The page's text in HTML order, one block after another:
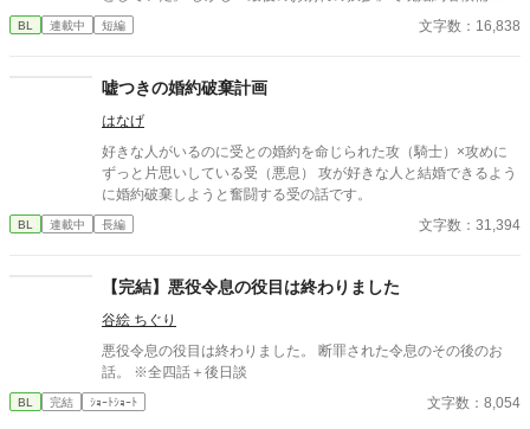
の“聖女”アリアの裏の顔を、偶然にも暴いてしまい……！？ 王位
継承権、婚約、信頼、すべてを失った王子のもとに残ったのは、
た王子と、その護衛騎士のちょっとズレた恋の物語。 ※別で投稿
している作品、 『物語によくいる「ざまぁされる王子」に転生し
たら』の全年齢版です。 設定と後半の展開が少し変わっていま
す。 ※後日譚を追加しました。 後日譚① レイチェル視点→メル
ド視点 後日譚② 王弟→王→ケイ視点 後日譚③ メルド視点
BL 連載中 短編 文字数：16,838
嘘つきの婚約破棄計画
はなげ
好きな人がいるのに受との婚約を命じられた攻（騎士）×攻めに
ずっと片思いしている受（悪息） 攻が好きな人と結婚できるよう
に婚約破棄しようと奮闘する受の話です。
BL 連載中 長編 文字数：31,394
【完結】悪役令息の役目は終わりました
谷絵 ちぐり
悪役令息の役目は終わりました。 断罪された令息のその後のお
話。 ※全四話＋後日談
BL 完結 ｼｮｰﾄｼｮｰﾄ 文字数：8,054